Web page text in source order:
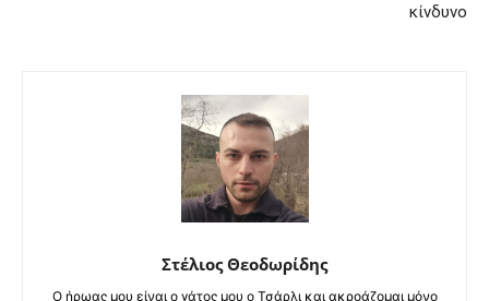
κίνδυνο
Στέλιος Θεοδωρίδης
Ο ήρωας μου είναι ο γάτος μου ο Τσάρλι και ακροάζομαι μόνο